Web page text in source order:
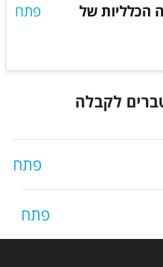
הכלליות של
פתח
לקבלה
פתח
פתח